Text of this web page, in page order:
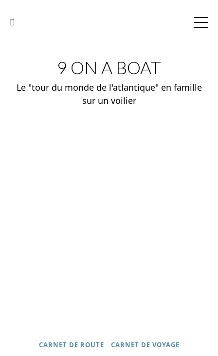
9 ON A BOAT
Le "tour du monde de l'atlantique" en famille
sur un voilier
CARNET DE ROUTE CARNET DE VOYAGE